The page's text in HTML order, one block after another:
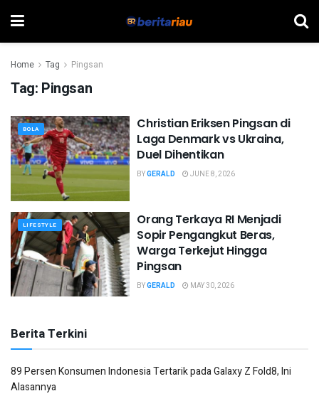
Home Tag Pingsan
Tag: Pingsan
BOLA
Christian Eriksen Pingsan di
Laga Denmark vs Ukraina,
Duel Dihentikan
BYGERALD JUNE 8, 2026
LIFESTYLE
Orang Terkaya RI Menjadi
Sopir Pengangkut Beras,
Warga Terkejut Hingga
Pingsan
BYGERALD MAY 30, 2026
Berita Terkini
89 Persen Konsumen Indonesia Tertarik pada Galaxy Z Fold8, Ini
Alasannya